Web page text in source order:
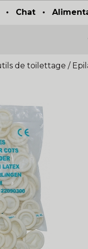
• Chat •
de toilettage /